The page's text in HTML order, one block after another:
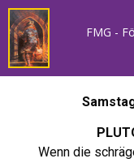
FMG -
Wenn die